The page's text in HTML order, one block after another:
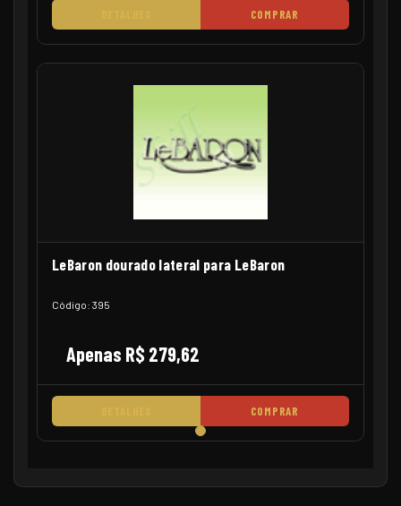
COMPRAR
LeBaron dourado lateral para LeBaron
Código: 395
Apenas R$ 279,62
COMPRAR